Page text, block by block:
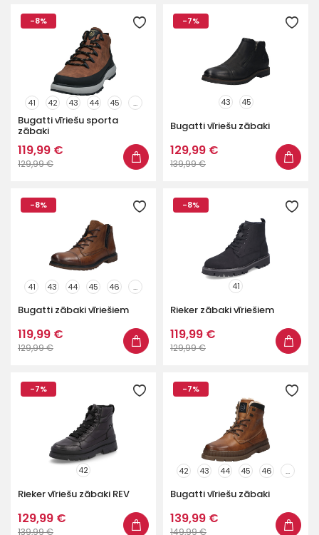
-8%
41 42 43 44 45 ...
Bugatti vīriešu sporta
zābaki
119,99 €
129,99 €
-7%
43 45
Bugatti vīriešu zābaki
129,99 €
139,99 €
-8%
41 43 44 45 46 ...
Bugatti zābaki vīriešiem
119,99 €
129,99 €
-8%
41
Rieker zābaki vīriešiem
119,99 €
129,99 €
-7%
42
Rieker vīriešu zābaki REV
129,99 €
139,99 €
-7%
42 43 44 45 46 ...
Bugatti vīriešu zābaki
139,99 €
149,99 €